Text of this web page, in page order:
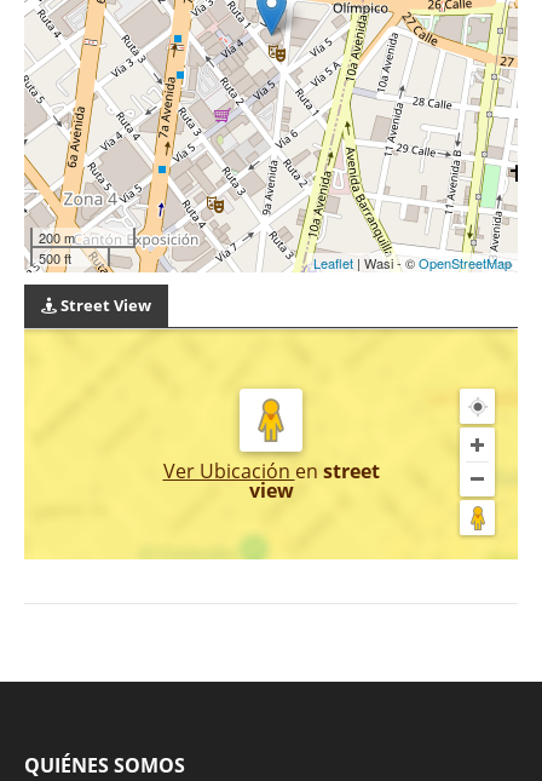
200 m
500 ft
Leaflet | Wasi - ©OpenStreetMap
Street View
Ver Ubicación en street
view
QUIÉNES SOMOS